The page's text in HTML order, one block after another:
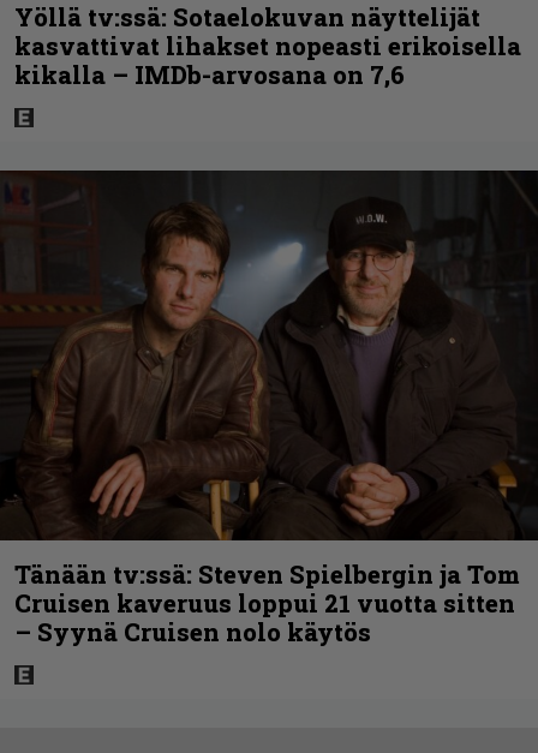
Yöllä tv:ssä: Sotaelokuvan näyttelijät
kasvattivat lihakset nopeasti erikoisella
kikalla – IMDb-arvosana on 7,6
Tänään tv:ssä: Steven Spielbergin ja Tom
Cruisen kaveruus loppui 21 vuotta sitten
– Syynä Cruisen nolo käytös